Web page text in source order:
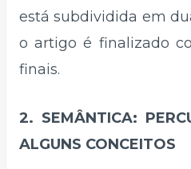
está subdividida em
o artigo é finalizado
finais.
2. SEMÂNTICA:
ALGUNS CONCEITOS